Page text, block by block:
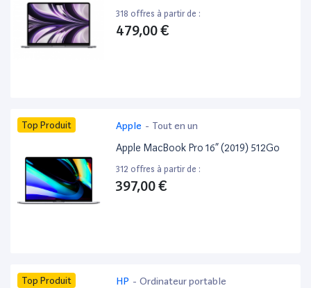
318 offres à partir de :
479,00 €
Top Produit Apple - Tout en un
Apple MacBook Pro 16” (2019) 512Go
312 offres à partir de :
397,00 €
Top Produit HP - Ordinateur portable